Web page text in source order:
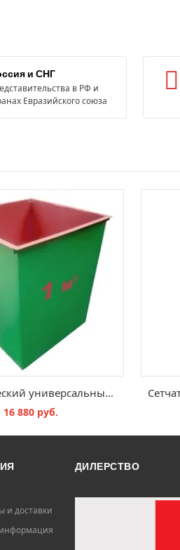
и СНГ
в РФ и
Евразийского союза
Металлический универсальный контейнер 1 куб. м
16 880 руб.
и доставки
ДИЛЕРСТВО